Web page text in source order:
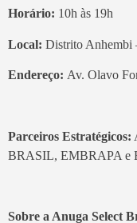
Horário: 10h às 19h
Local: Distrito Anhembi
Endereço: Av. Olavo
Parceiros Estratégicos:
BRASIL, EMBRAPA e
Sobre a Anuga Select